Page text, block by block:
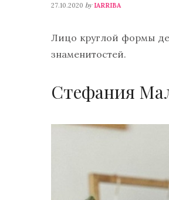
27.10.2020 by IARRIBA
Лицо круглой формы
знаменитостей.
Стефания